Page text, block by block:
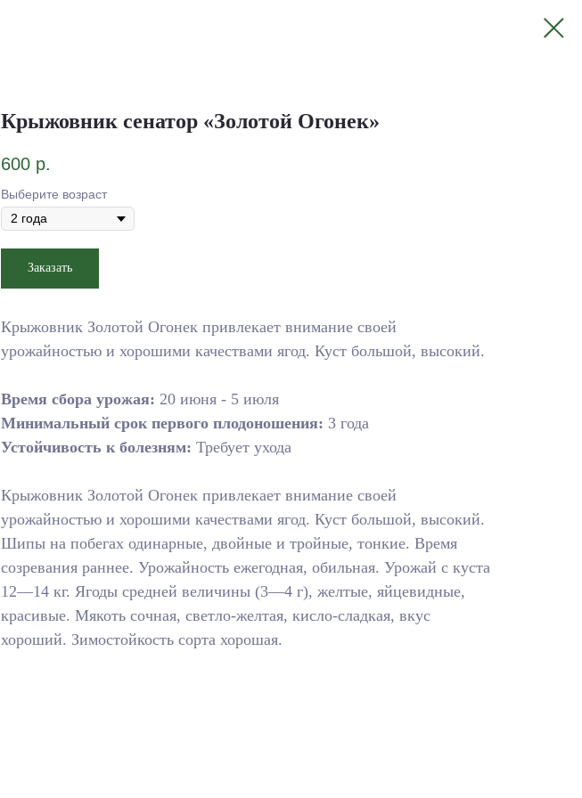
Крыжовник сенатор «Золотой Огонек»
600 р.
Выберите возраст
Заказать
Крыжовник Золотой Огонек привлекает внимание своей
урожайностью и хорошими качествами ягод. Куст большой, высокий.
Время сбора урожая: 20 июня - 5 июля
Минимальный срок первого плодоношения: 3 года
Устойчивость к болезням: Требует ухода
Крыжовник Золотой Огонек привлекает внимание своей
урожайностью и хорошими качествами ягод. Куст большой, высокий.
Шипы на побегах одинарные, двойные и тройные, тонкие. Время
созревания раннее. Урожайность ежегодная, обильная. Урожай с куста
12—14 кг. Ягоды средней величины (3—4 г), желтые, яйцевидные,
красивые. Мякоть сочная, светло-желтая, кисло-сладкая, вкус
хороший. Зимостойкость сорта хорошая.